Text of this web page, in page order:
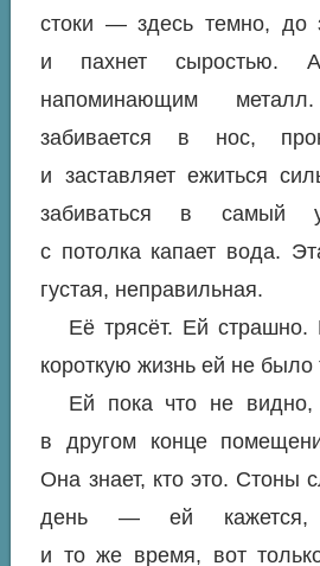
стоки — здесь темно, до
и пахнет сыростью.
напоминающим
забивается в нос,
и заставляет ежиться
забиваться в самый
с потолка капает вода.
густая, неправильная.
Её трясёт. Ей страшно.
короткую жизнь ей не было
Ей пока что не
в другом конце
Она знает, ктоэто. Стоны
день — ей
и то же время, вот